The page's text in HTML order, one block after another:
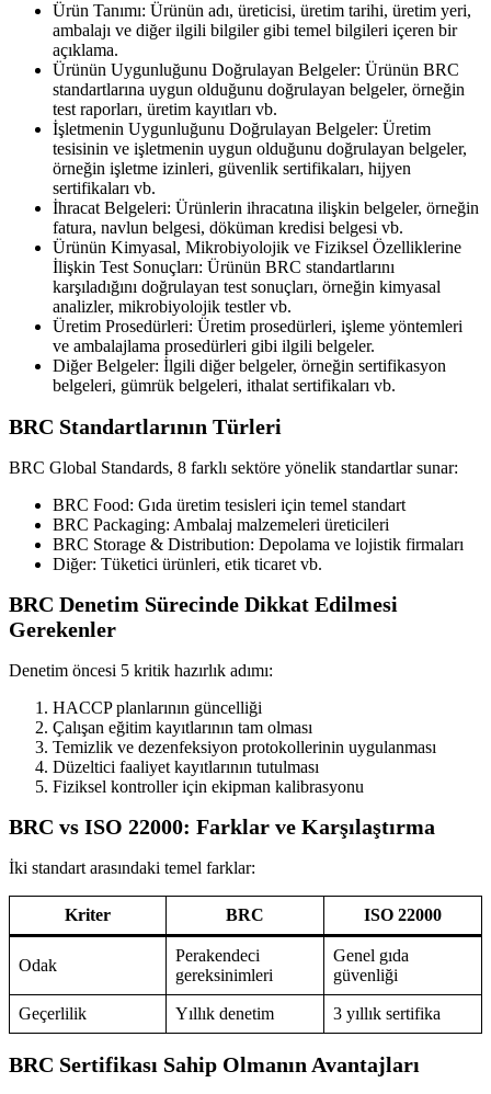
Ürün Tanımı: Ürünün adı, üreticisi, üretim tarihi, üretim yeri,
ambalajı ve diğer ilgili bilgiler gibi temel bilgileri içeren bir
açıklama.
Ürünün Uygunluğunu Doğrulayan Belgeler: Ürünün BRC
standartlarına uygun olduğunu doğrulayan belgeler, örneğin
test raporları, üretim kayıtları vb.
İşletmenin Uygunluğunu Doğrulayan Belgeler: Üretim
tesisinin ve işletmenin uygun olduğunu doğrulayan belgeler,
örneğin işletme izinleri, güvenlik sertifikaları, hijyen
sertifikaları vb.
İhracat Belgeleri: Ürünlerin ihracatına ilişkin belgeler, örneğin
fatura, navlun belgesi, döküman kredisi belgesi vb.
Ürünün Kimyasal, Mikrobiyolojik ve Fiziksel Özelliklerine
İlişkin Test Sonuçları: Ürünün BRC standartlarını
karşıladığını doğrulayan test sonuçları, örneğin kimyasal
analizler, mikrobiyolojik testler vb.
Üretim Prosedürleri: Üretim prosedürleri, işleme yöntemleri
ve ambalajlama prosedürleri gibi ilgili belgeler.
Diğer Belgeler: İlgili diğer belgeler, örneğin sertifikasyon
belgeleri, gümrük belgeleri, ithalat sertifikaları vb.
BRC Standartlarının Türleri
BRC Global Standards, 8 farklı sektöre yönelik standartlar sunar:
BRC Food: Gıda üretim tesisleri için temel standart
BRC Packaging: Ambalaj malzemeleri üreticileri
BRC Storage & Distribution: Depolama ve lojistik firmaları
Diğer: Tüketici ürünleri, etik ticaret vb.
BRC Denetim Sürecinde Dikkat Edilmesi
Gerekenler
Denetim öncesi 5 kritik hazırlık adımı:
HACCP planlarının güncelliği
Çalışan eğitim kayıtlarının tam olması
Temizlik ve dezenfeksiyon protokollerinin uygulanması
Düzeltici faaliyet kayıtlarının tutulması
Fiziksel kontroller için ekipman kalibrasyonu
BRC vs ISO 22000: Farklar ve Karşılaştırma
İki standart arasındaki temel farklar:
Kriter BRC ISO 22000
Odak
Perakendeci
gereksinimleri
Genel gıda
güvenliği
Geçerlilik Yıllık denetim 3 yıllık sertifika
BRC Sertifikası Sahip Olmanın Avantajları